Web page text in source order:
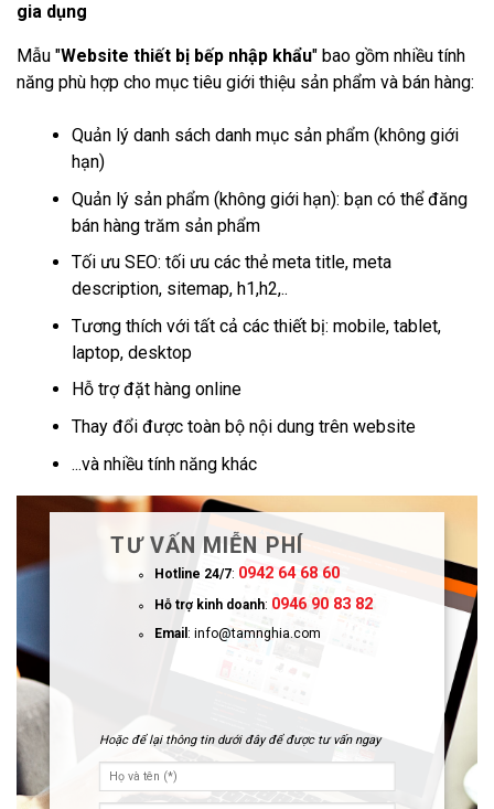
gia dụng
Mẫu "Website thiết bị bếp nhập khẩu" bao gồm nhiều tính
năng phù hợp cho mục tiêu giới thiệu sản phẩm và bán hàng:
Quản lý danh sách danh mục sản phẩm (không giới
hạn)
Quản lý sản phẩm (không giới hạn): bạn có thể đăng
bán hàng trăm sản phẩm
Tối ưu SEO: tối ưu các thẻ meta title, meta
description, sitemap, h1,h2,..
Tương thích với tất cả các thiết bị: mobile, tablet,
laptop, desktop
Hỗ trợ đặt hàng online
Thay đổi được toàn bộ nội dung trên website
...và nhiều tính năng khác
TƯ VẤN MIỄN PHÍ
Hotline 24/7: 0942 64 68 60
Hỗ trợ kinh doanh: 0946 90 83 82
Email : info@tamnghia.com
Hoặc để lại thông tin dưới đây để được tư vấn ngay